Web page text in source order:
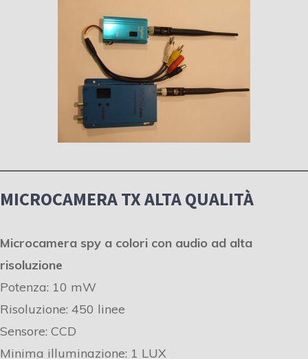
MICROCAMERA TX ALTA QUALITÀ
Microcamera spy a colori con audio ad alta
risoluzione
Potenza: 10 mW
Risoluzione: 450 linee
Sensore: CCD
Minima illuminazione: 1 LUX